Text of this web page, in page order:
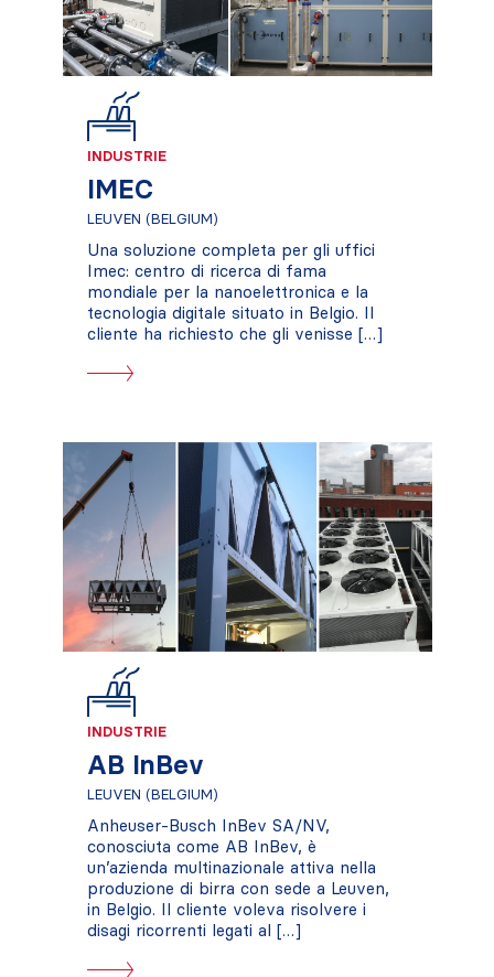
INDUSTRIE
IMEC
LEUVEN (BELGIUM)
Una soluzione completa per gli uffici
Imec: centro di ricerca di fama
mondiale per la nanoelettronica e la
tecnologia digitale situato in Belgio. Il
cliente ha richiesto che gli venisse […]
INDUSTRIE
AB InBev
LEUVEN (BELGIUM)
Anheuser-Busch InBev SA/NV,
conosciuta come AB InBev, è
un’azienda multinazionale attiva nella
produzione di birra con sede a Leuven,
in Belgio. Il cliente voleva risolvere i
disagi ricorrenti legati al […]